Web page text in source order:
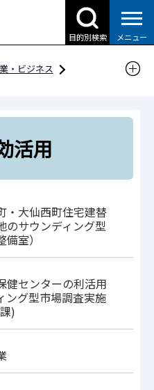
目的別検索 メニュー
・ビジネス
活用
・大仙西町住宅建替
のサウンディング型
室）
健センターの利活用
ング型市場調査実施
)